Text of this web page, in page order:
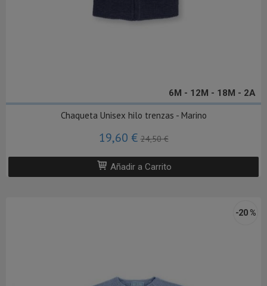
6M - 12M - 18M - 2A
Chaqueta Unisex hilo trenzas - Marino
19,60 €24,50 €
Añadir a Carrito
-20 %